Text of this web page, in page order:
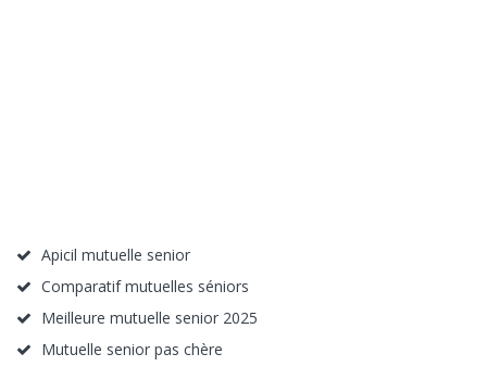
Apicil mutuelle senior
Comparatif mutuelles séniors
Meilleure mutuelle senior 2025
Mutuelle senior pas chère